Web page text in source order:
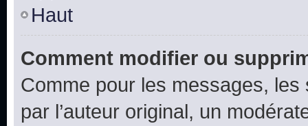
Haut
Comment modifier ou
Comme pour les messages,
par l’auteur original, un